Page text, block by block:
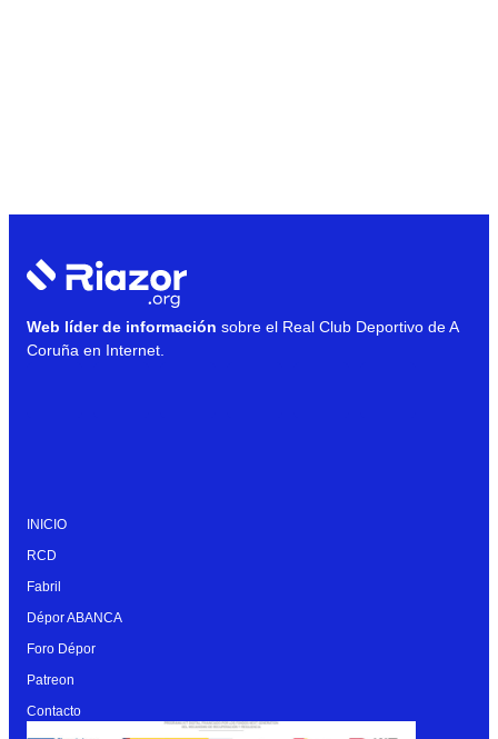
Web líder de información sobre el Real Club Deportivo de A
Coruña en Internet.
INICIO
RCD
Fabril
Dépor ABANCA
Foro Dépor
Patreon
Contacto